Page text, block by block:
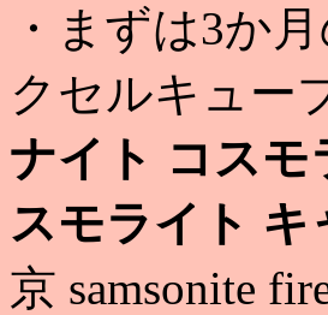
・まずは3か
クセルキュー
ナイト コスモ
スモライト キ
京 samsonite